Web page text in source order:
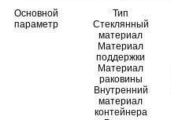
Основной
параметр
Тип
Стеклянный
материал
Материал
поддержки
Материал
раковины
Внутренний
материал
контейнера